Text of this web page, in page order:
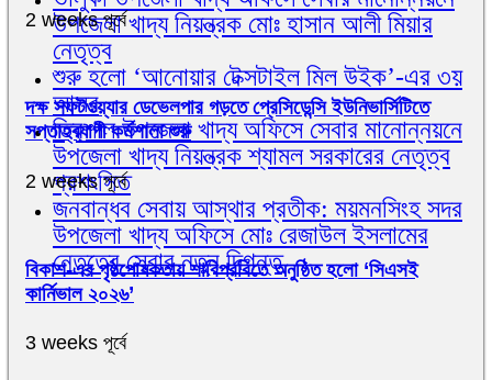
উপজেলা খাদ্য নিয়ন্ত্রক মোঃ হাসান আলী মিয়ার
নেতৃত্ব
শুরু হলো ‘আনোয়ার টেক্সটাইল মিল উইক’-এর ৩য়
আসর
ত্রিশাল উপজেলা খাদ্য অফিসে সেবার মানোন্নয়নে
উপজেলা খাদ্য নিয়ন্ত্রক শ্যামল সরকারের নেতৃত্ব
প্রশংসিত
জনবান্ধব সেবায় আস্থার প্রতীক: ময়মনসিংহ সদর
উপজেলা খাদ্য অফিসে মোঃ রেজাউল ইসলামের
নেতৃত্বে সেবার নতুন দিগন্ত
2 weeks পূর্বে
দক্ষ সফটওয়্যার ডেভেলপার গড়তে প্রেসিডেন্সি ইউনিভার্সিটিতে
সপ্তাহব্যাপী কর্মশালা শুরু
2 weeks পূর্বে
বিকাশ-এর পৃষ্ঠপোষকতায় শাবিপ্রবিতে অনুষ্ঠিত হলো ‘সিএসই
কার্নিভাল ২০২৬’
3 weeks পূর্বে